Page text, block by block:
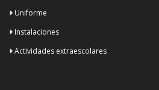
Uniforme
Instalaciones
Actividades extraescolares